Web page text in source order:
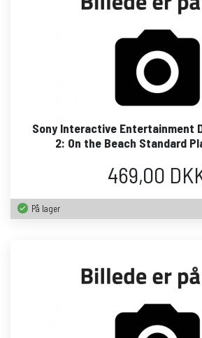
Sony Interactive Entertainment
2: On the Beach Standard
469,00
På lager